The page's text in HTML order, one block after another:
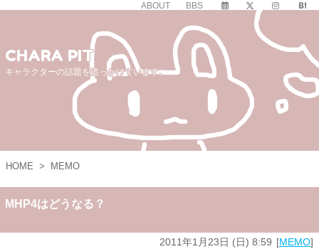
ABOUT BBS
CHARA PIT
キャラクターの話題を追っかけています。
HOME > MEMO
MHP4はどうなる？
2011年1月23日 (日) 8:59 MEMO